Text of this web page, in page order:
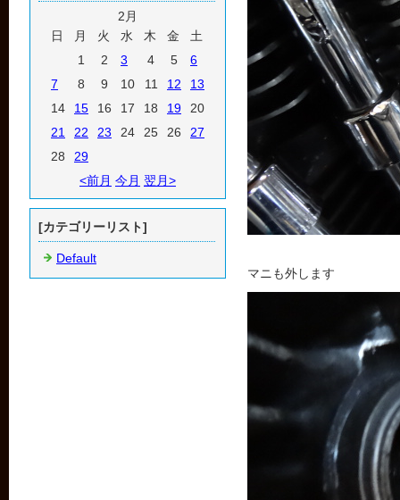
マニも外します
2月
日
月 火 水 木 金
土
1
2 3 4 5
6
7
8 9 10 11 12
13
14
15 16 17 18 19
20
21
22 23 24 25 26
27
28
29
<前月 今月 翌月>
[カテゴリーリスト]
Default